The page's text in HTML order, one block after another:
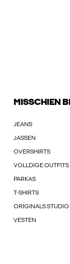
MISSCHIEN
JEANS
JASSEN
OVERSHIRTS
VOLLDIGE OUTFITS
PARKAS
T-SHIRTS
ORIGINALS STUDIO
VESTEN